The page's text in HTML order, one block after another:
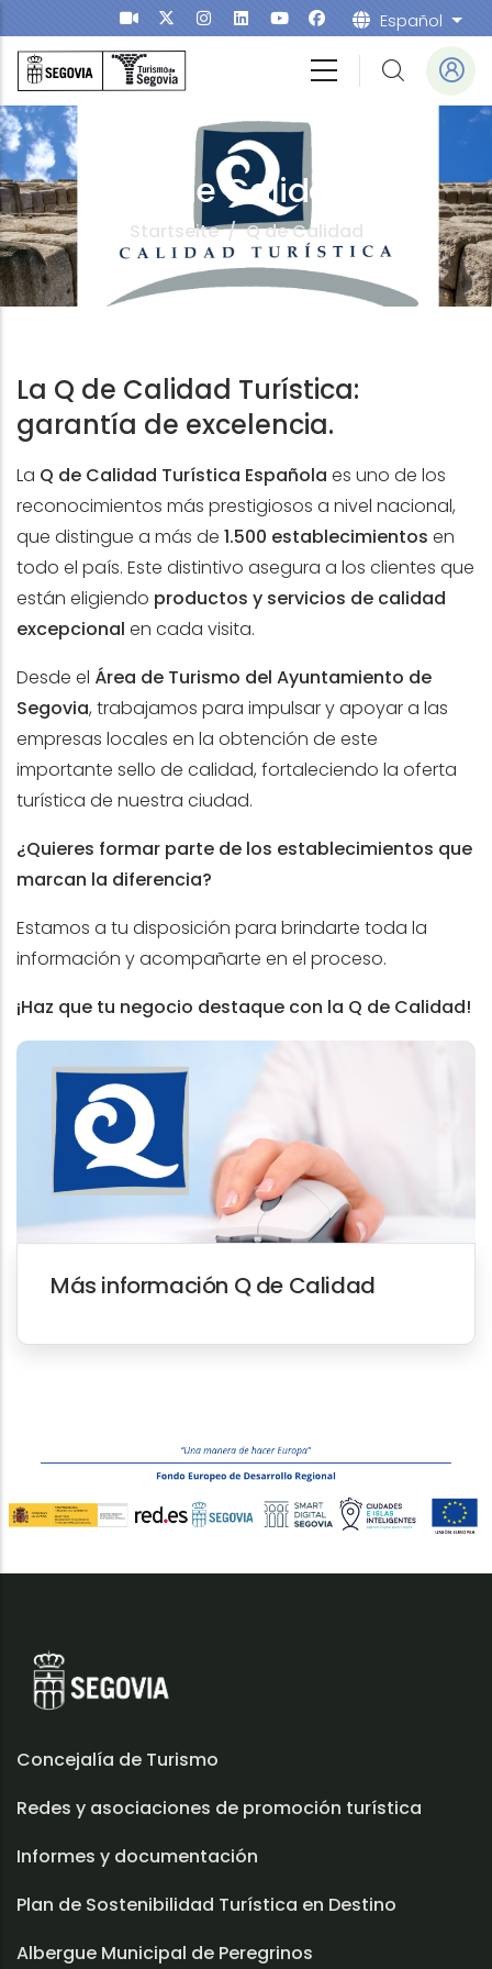
Direkt zum Inhalt Español
Q de Calidad
Startseite/ Q de Calidad
La Q de Calidad Turística:
garantía de excelencia.
La Q de Calidad Turística Española es uno de los
reconocimientos más prestigiosos a nivel nacional,
que distingue a más de 1.500 establecimientos en
todo el país. Este distintivo asegura a los clientes que
están eligiendo productos y servicios de calidad
excepcional en cada visita.
Desde el Área de Turismo del Ayuntamiento de
Segovia, trabajamos para impulsar y apoyar a las
empresas locales en la obtención de este
importante sello de calidad, fortaleciendo la oferta
turística de nuestra ciudad.
¿Quieres formar parte de los establecimientos que
marcan la diferencia?
Estamos a tu disposición para brindarte toda la
información y acompañarte en el proceso.
¡Haz que tu negocio destaque con la Q de Calidad!
Más información Q de Calidad
Concejalía de Turismo
Redes y asociaciones de promoción turística
Informes y documentación
Plan de Sostenibilidad Turística en Destino
Albergue Municipal de Peregrinos